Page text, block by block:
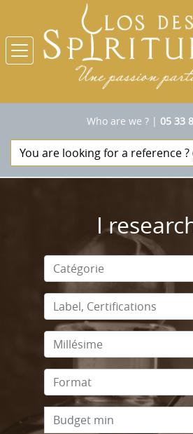
Who are we ?| 05 33
I